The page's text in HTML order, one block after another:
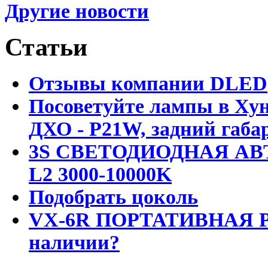
Другие новости
Статьи
Отзывы компании DLED
Посоветуйте лампы в
ДХО - P21W, задний
3S СВЕТОДИОДНАЯ
L2 3000-10000K
Подобрать цоколь
VX-6R ПОРТАТИВНАЯ
наличии?